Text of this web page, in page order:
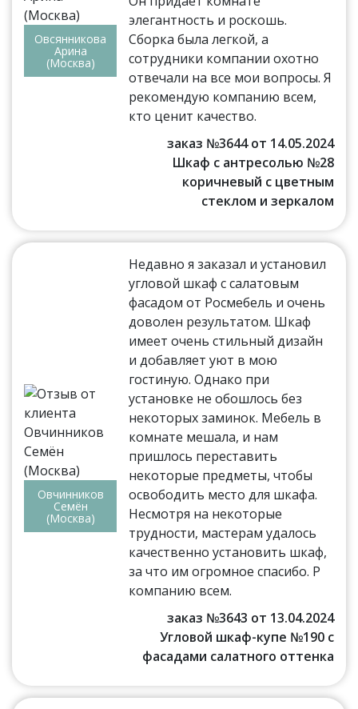
Овсянникова
Арина
(Москва)
элегантность и роскошь.
Сборка была легкой, а
сотрудники компании охотно
отвечали на все мои вопросы. Я
рекомендую компанию всем,
кто ценит качество.
заказ №3644 от 14.05.2024
Шкаф с антресолью №28
коричневый с цветным
стеклом и зеркалом
Овчинников
Семён
(Москва)
Недавно я заказал и установил
угловой шкаф с салатовым
фасадом от Росмебель и очень
доволен результатом. Шкаф
имеет очень стильный дизайн
и добавляет уют в мою
гостиную. Однако при
установке не обошлось без
некоторых заминок. Мебель в
комнате мешала, и нам
пришлось переставить
некоторые предметы, чтобы
освободить место для шкафа.
Несмотря на некоторые
трудности, мастерам удалось
качественно установить шкаф,
за что им огромное спасибо. Р
компанию всем.
заказ №3643 от 13.04.2024
Угловой шкаф-купе №190 с
фасадами салатного оттенка